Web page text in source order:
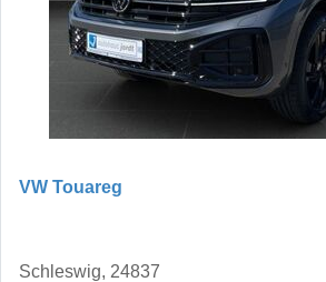
VW Touareg
Schleswig, 24837